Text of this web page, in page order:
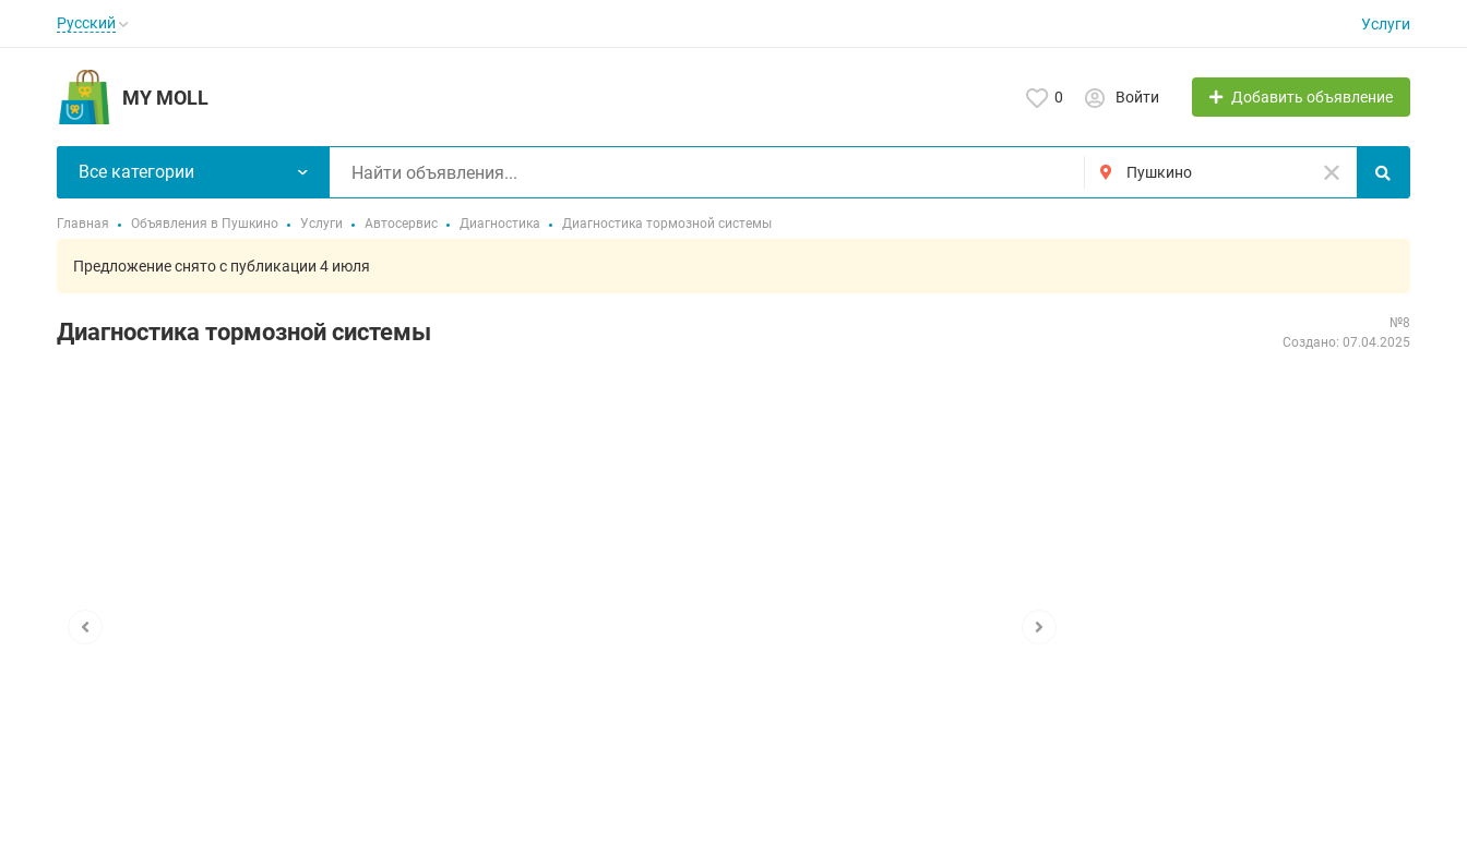
Русский Услуги
MY MOLL 0 Войти Добавить объявление
Все категории
Главная Объявления в Пушкино Услуги Автосервис Диагностика Диагностика тормозной системы
Предложение снято с публикации 4 июля
Диагностика тормозной системы
№8
Создано: 07.04.2025